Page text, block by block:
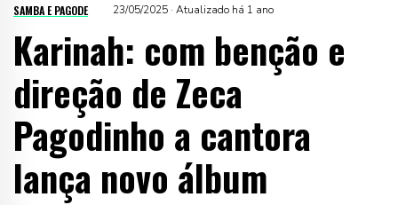
SAMBA E PAGODE 23/05/2025 · Atualizado há 1 ano
Karinah: com benção e
direção de Zeca
Pagodinho a cantora
lança novo álbum